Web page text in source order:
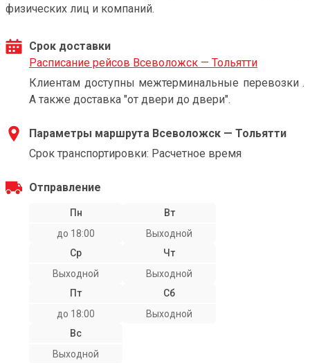
физических лиц и компаний.
Срок доставки
Расписание рейсов Всеволожск — Тольятти
Клиентам доступны межтерминальные перевозки .
А также доставка "от двери до двери".
Параметры маршрута Всеволожск — Тольятти
Срок транспортировки: Расчетное время
Отправление
Пн
до 18:00
Вт
Выходной
Ср
Выходной
Чт
Выходной
Пт
до 18:00
Сб
Выходной
Вс
Выходной